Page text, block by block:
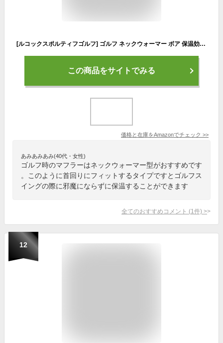
[ルコックスポルティフゴルフ] ゴルフ ネックウォーマー ボア 保温効果 はっ水 定番 QGCQJK50 レディース WH00(ホワイト) 日本 F (FREE サイズ)
この商品をサイトでみる
価格と在庫をAmazonでチェック >>
あみあみあみ(40代・女性)
ゴルフ時のマフラーはネックウォーマー型がおすすめです
。このように首回りにフィットするタイプですとゴルフス
イングの際に邪魔にならずに保温することができます
全てのおすすめコメント (1 件) >
12